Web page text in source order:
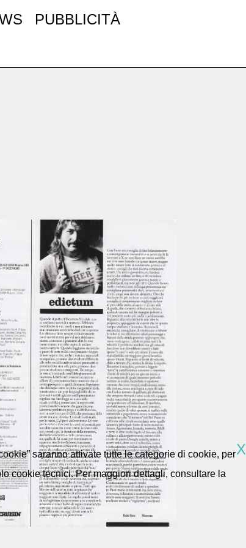
PUBBLICITÀ
X
saranno attivate tutte le categorie di cookie, per
cookie tecnici. Per maggiori dettagli, consultare la